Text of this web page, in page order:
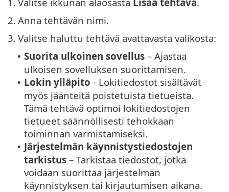
2. Anna tehtävän nimi.
3. Valitse haluttu tehtävä avattavasta valikosta:
• Suorita ulkoinen sovellus – Ajastaa
ulkoisen sovelluksen suorittamisen.
• Lokin ylläpito - Lokitiedostot sisältävät
myös jäänteitä poistetuista tietueista.
Tämä tehtävä optimoi lokitiedostojen
tietueet säännöllisesti tehokkaan
toiminnan varmistamiseksi.
• Järjestelmän käynnistystiedostojen
tarkistus – Tarkistaa tiedostot, jotka
voidaan suorittaa järjestelmän
käynnistyksen tai kirjautumisen aikana.